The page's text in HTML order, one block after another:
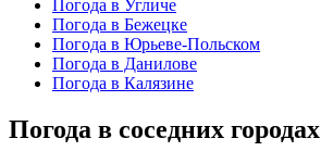
Погода в Угличе
Погода в Бежецке
Погода в Юрьеве-Польском
Погода в Данилове
Погода в Калязине
Погода в соседних городах